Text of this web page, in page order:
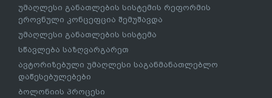
უმაღლესი განათლების სისტემის რეფორმის
ეროვნული კონცეფცია შემუშავდა
უმაღლესი განათლების სისტემა
სწავლება საზღვარგარეთ
ავტორიზებული უმაღლესი საგანმანათლებლო
დაწესებულებები
ბოლონიის პროცესი